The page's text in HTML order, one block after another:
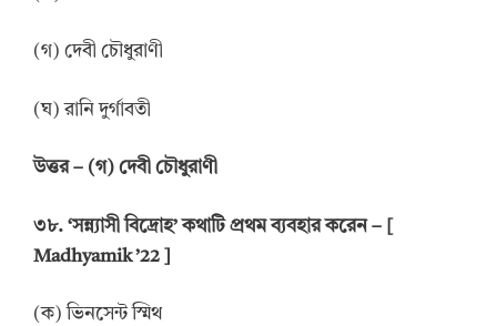
(গ) দেবী চৌধুরাণী
(ঘ) রানি দুর্গাবতী
উত্তর– (গ) দেবী চৌধুরাণী
৩৮. ‘সন্ন্যাসী বিদ্রোহ’ কথাটি প্রথম ব্যবহার করেন – [
Madhyamik ’22 ]
(ক) ভিনসেন্ট স্মিথ